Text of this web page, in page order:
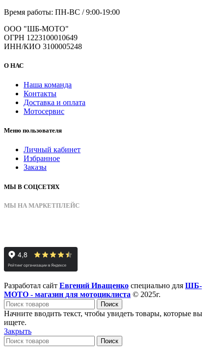
Время работы: ПН-ВС / 9:00-19:00
ООО "ШБ-МОТО"
ОГРН 1223100010649
ИНН/КИО 3100005248
О НАС
Наша команда
Контакты
Доставка и оплата
Мотосервис
Меню пользователя
Личный кабинет
Избранное
Заказы
МЫ В СОЦСЕТЯХ
МЫ НА МАРКЕТПЛЕЙС
Разработал сайт Евгений Иващенко специально для ШБ-
МОТО - магазин для мотоциклиста © 2025г.
Поиск
Начните вводить текст, чтобы увидеть товары, которые вы
ищете.
Закрыть
Поиск